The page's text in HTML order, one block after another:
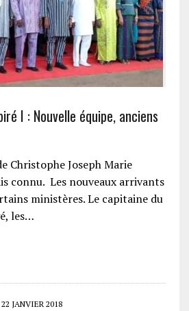
I : Nouvelle équipe, anciens
Christophe Joseph Marie
connu. Les nouveaux arrivants
ministères. Le capitaine du
les…
22 JANVIER 2018